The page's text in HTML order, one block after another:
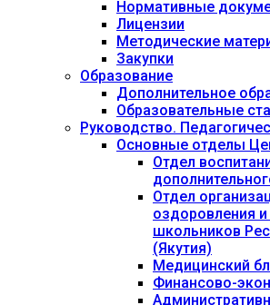
Нормативные
Лицензии
Методические
Закупки
Образование
Дополнительное
Образовательные
Руководство.
Основные отделы
Отдел
Отдел
оздоровления и
школьников
(Якутия)
Медицинский
Финансово-